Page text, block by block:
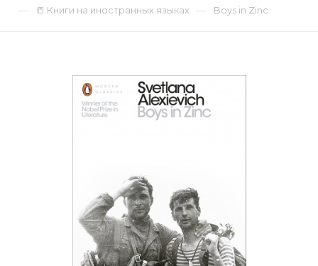
— 📒 Книги на иностранных языках — Boys in Zinc